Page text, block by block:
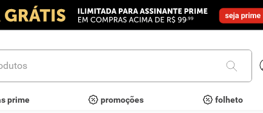
prime promoções folheto